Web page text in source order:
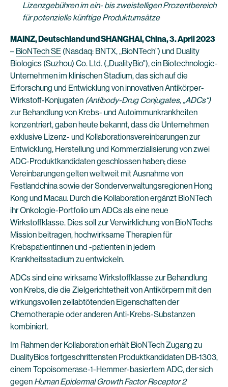
Lizenzgebühren im ein- bis zweistelligen Prozentbereich
für potenzielle künftige Produktumsätze
MAINZ, Deutschland und SHANGHAI, China, 3.April2023
– BioNTech SE (Nasdaq: BNTX, „BioNTech”) und Duality
Biologics (Suzhou) Co. Ltd. („DualityBio"), ein Biotechnologie-
Unternehmen im klinischen Stadium, das sich auf die
Erforschung und Entwicklung von innovativen Antikörper-
Wirkstoff-Konjugaten (Antibody-Drug Conjugates, „ADCs“)
zur Behandlung von Krebs- und Autoimmunkrankheiten
konzentriert, gaben heute bekannt, dass die Unternehmen
exklusive Lizenz- und Kollaborationsvereinbarungen zur
Entwicklung, Herstellung und Kommerzialisierung von zwei
ADC-Produktkandidaten geschlossen haben; diese
Vereinbarungen gelten weltweit mit Ausnahme von
Festlandchina sowie der Sonderverwaltungsregionen Hong
Kong und Macau. Durch die Kollaboration ergänzt BioNTech
ihr Onkologie-Portfolio um ADCs als eine neue
Wirkstoffklasse. Dies soll zur Verwirklichung von BioNTechs
Mission beitragen, hochwirksame Therapien für
Krebspatientinnen und -patienten in jedem
Krankheitsstadium zu entwickeln.
ADCs sind eine wirksame Wirkstoffklasse zur Behandlung
von Krebs, die die Zielgerichtetheit von Antikörpern mit den
wirkungsvollen zellabtötenden Eigenschaften der
Chemotherapie oder anderen Anti-Krebs-Substanzen
kombiniert.
Im Rahmen der Kollaboration erhält BioNTech Zugang zu
DualityBios fortgeschrittensten Produktkandidaten DB-1303,
einem Topoisomerase-1-Hemmer-basiertem ADC, der sich
gegen Human Epidermal Growth Factor Receptor 2